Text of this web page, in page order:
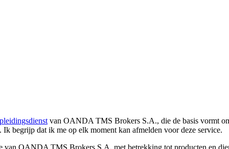
van OANDA TMS Brokers S.A., die de basis vormt
Ik begrijp dat ik me op elk moment kan afmelden voor deze service.
OANDA TMS Brokers S.A. met betrekking tot producten en